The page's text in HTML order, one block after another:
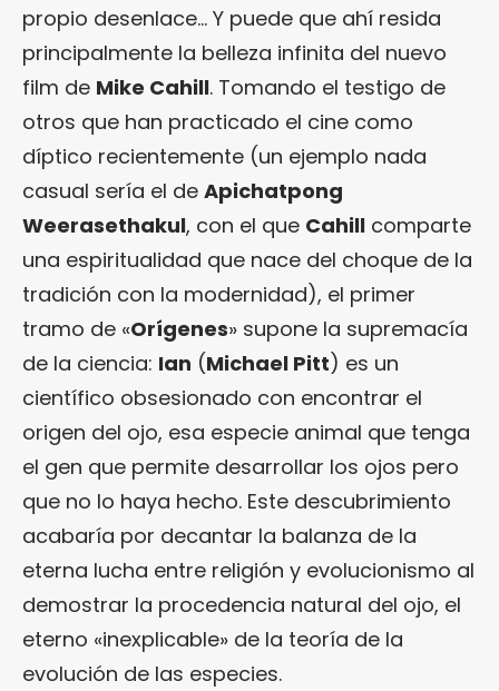
propio desenlace… Y puede que ahí resida
principalmente la belleza infinita del nuevo
film de Mike Cahill. Tomando el testigo de
otros que han practicado el cine como
díptico recientemente (un ejemplo nada
casual sería el de Apichatpong
Weerasethakul, con el que Cahill comparte
una espiritualidad que nace del choque de la
tradición con la modernidad), el primer
tramo de «Orígenes» supone la supremacía
de la ciencia: Ian (Michael Pitt) es un
científico obsesionado con encontrar el
origen del ojo, esa especie animal que tenga
el gen que permite desarrollar los ojos pero
que no lo haya hecho. Este descubrimiento
acabaría por decantar la balanza de la
eterna lucha entre religión y evolucionismo al
demostrar la procedencia natural del ojo, el
eterno «inexplicable» de la teoría de la
evolución de las especies.